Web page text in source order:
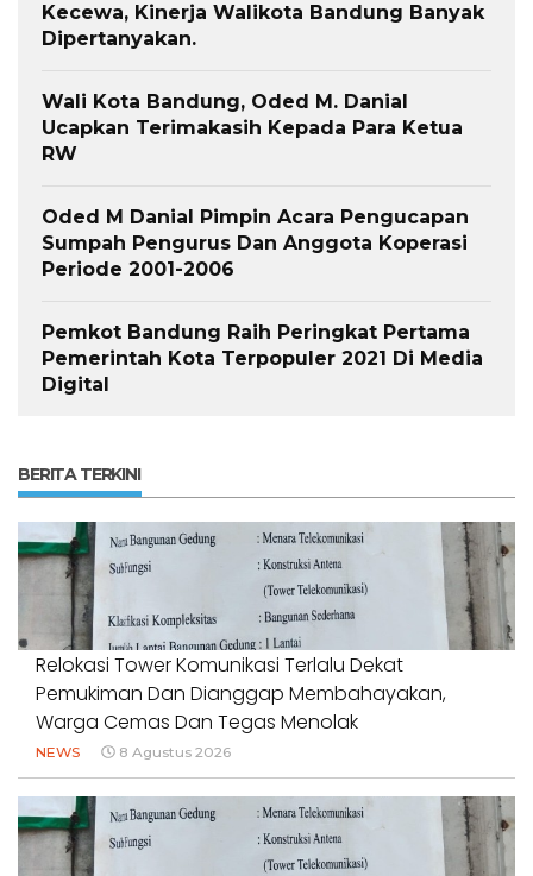
Kecewa, Kinerja Walikota Bandung Banyak
Dipertanyakan.
Wali Kota Bandung, Oded M. Danial
Ucapkan Terimakasih Kepada Para Ketua
RW
Oded M Danial Pimpin Acara Pengucapan
Sumpah Pengurus Dan Anggota Koperasi
Periode 2001-2006
Pemkot Bandung Raih Peringkat Pertama
Pemerintah Kota Terpopuler 2021 Di Media
Digital
BERITA TERKINI
Relokasi Tower Komunikasi Terlalu Dekat
Pemukiman Dan Dianggap Membahayakan,
Warga Cemas Dan Tegas Menolak
NEWS 8 Agustus 2026